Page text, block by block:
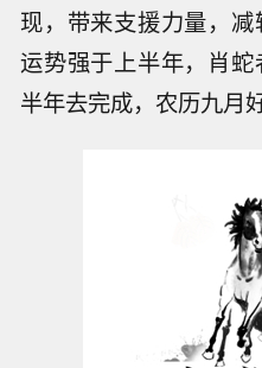
现，带来支援力量，
运势强于上半年，肖
半年去完成，农历九月